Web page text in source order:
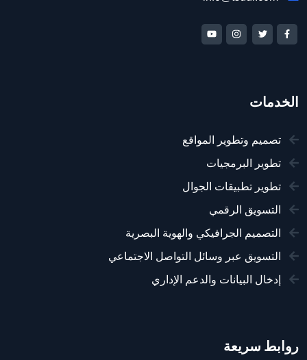
الخدمات
تصميم وتطوير المواقع
تطوير البرمجيات
تطوير تطبيقات الجوال
التسويق الرقمي
التصميم الجرافيكي والهوية البصرية
التسويق عبر وسائل التواصل الاجتماعي
إدخال البيانات والدعم الإداري
روابط سريعة